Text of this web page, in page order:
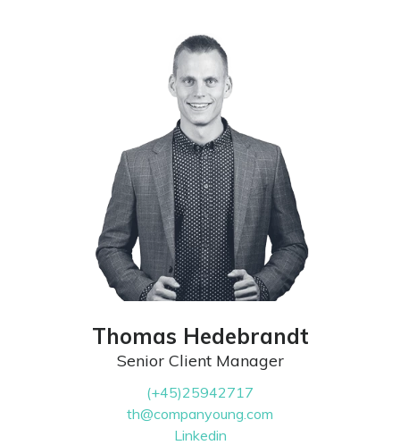
Thomas Hedebrandt
Senior Client Manager
(+45)25942717
th@companyoung.com
Linkedin